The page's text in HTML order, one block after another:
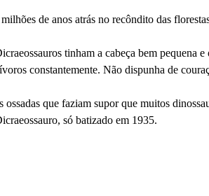
de anos atrás no recôndito das
tinham a cabeça bem pequena
constantemente. Não dispunha de
que faziam supor que muitos
só batizado em 1935.